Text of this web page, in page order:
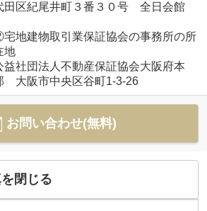
田区紀尾井町３番３０号 全日会館
地建物取引業保証協会の事務所の所
地
益社団法人不動産保証協会大阪府本
大阪市中央区谷町1-3-26
お問い合わせ(無料)
閉じる